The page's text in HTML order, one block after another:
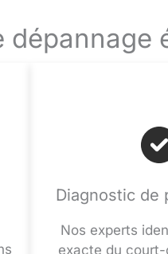
dépannage
Diagnostic de
Nos experts
exacte du